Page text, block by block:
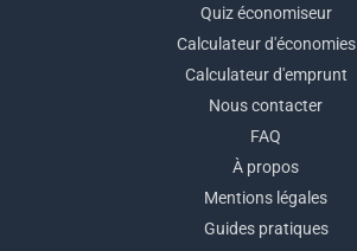
Quiz économiseur
Calculateur d'économies
Calculateur d'emprunt
Nous contacter
FAQ
À propos
Mentions légales
Guides pratiques